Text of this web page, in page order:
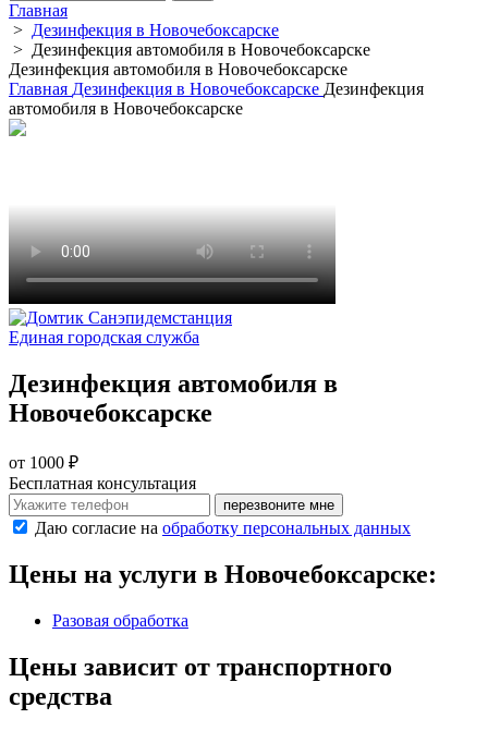
Главная
> Дезинфекция в Новочебоксарске
> Дезинфекция автомобиля в Новочебоксарске
Дезинфекция автомобиля в Новочебоксарске
Главная Дезинфекция в Новочебоксарске Дезинфекция
автомобиля в Новочебоксарске
Санэпидемстанция
Единая городская служба
Дезинфекция автомобиля в
Новочебоксарске
от 1000 ₽
Бесплатная консультация
перезвоните мне
Даю согласие на обработку персональных данных
Цены на услуги в Новочебоксарске:
Разовая обработка
Цены зависит от транспортного
средства